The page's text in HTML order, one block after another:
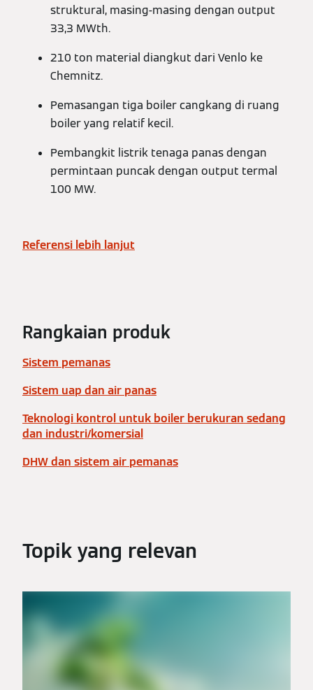
struktural, masing-masing dengan output
33,3 MWth.
210 ton material diangkut dari Venlo ke
Chemnitz.
Pemasangan tiga boiler cangkang di ruang
boiler yang relatif kecil.
Pembangkit listrik tenaga panas dengan
permintaan puncak dengan output termal
100 MW.
Referensi lebih lanjut
Rangkaian produk
Sistem pemanas
Sistem uap dan air panas
Teknologi kontrol untuk boiler berukuran sedang
dan industri/komersial
DHW dan sistem air pemanas
Topik yang relevan